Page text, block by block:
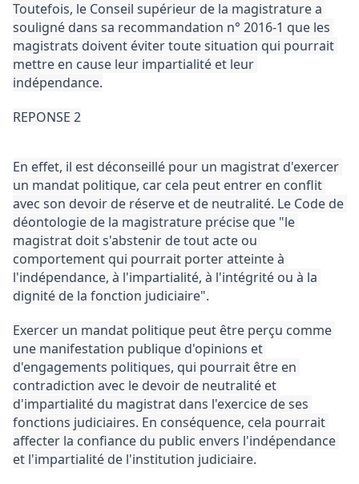
Toutefois, le Conseil supérieur de la magistrature a
souligné dans sa recommandation n° 2016-1 que les
magistrats doivent éviter toute situation qui pourrait
mettre en cause leur impartialité et leur
indépendance.
REPONSE 2
En effet, il est déconseillé pour un magistrat d'exercer
un mandat politique, car cela peut entrer en conflit
avec son devoir de réserve et de neutralité. Le Code de
déontologie de la magistrature précise que "le
magistrat doit s'abstenir de tout acte ou
comportement qui pourrait porter atteinte à
l'indépendance, à l'impartialité, à l'intégrité ou à la
dignité de la fonction judiciaire".
Exercer un mandat politique peut être perçu comme
une manifestation publique d'opinions et
d'engagements politiques, qui pourrait être en
contradiction avec le devoir de neutralité et
d'impartialité du magistrat dans l'exercice de ses
fonctions judiciaires. En conséquence, cela pourrait
affecter la confiance du public envers l'indépendance
et l'impartialité de l'institution judiciaire.